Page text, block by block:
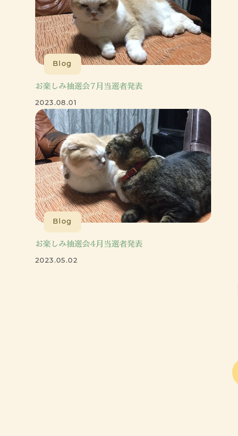
Blog
お楽しみ抽選会7月当選者発表
2023.08.01
Blog
お楽しみ抽選会4月当選者発表
2023.05.02